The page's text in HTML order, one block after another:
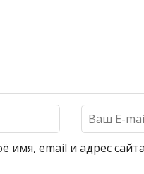
имя, email и адрес